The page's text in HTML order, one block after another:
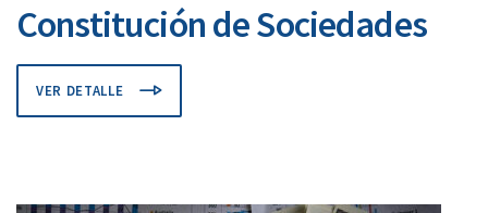
Constitución de Sociedades
VER DETALLE